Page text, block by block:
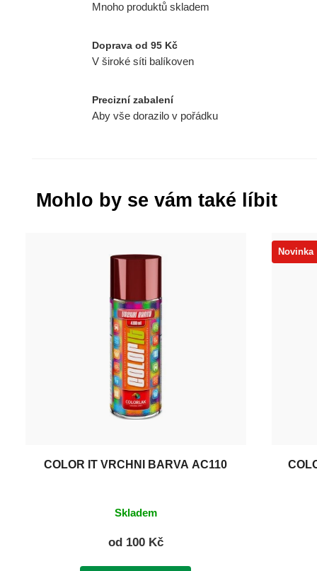
Mnoho produktů skladem
Doprava od 95 Kč
V široké síti balíkoven
Precizní zabalení
Aby vše dorazilo v pořádku
Mohlo by se vám také líbit
COLOR IT VRCHNÍ BARVA AC110
Skladem
od 100 Kč
Novinka